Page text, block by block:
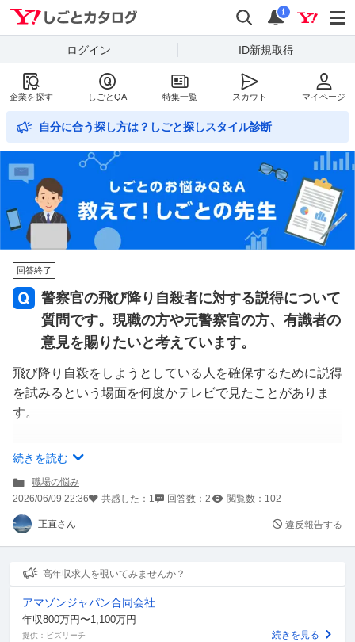
Yahoo!しごとカタログ
検索
通知
i
ログイン ID新規取得
企業を探す しごとQA 特集一覧 スカウト マイページ
自分に合う探し方は？しごと探しスタイル診断
回答終了
警察官の飛び降り自殺者に対する説得について
質問です。現職の方や元警察官の方、有識者の
意見を賜りたいと考えています。
飛び降り自殺をしようとしている人を確保するために説得
を試みるという場面を何度かテレビで見たことがありま
す。
基本的にはその人に対して自殺を思いとどまらせるための
時間稼ぎであったりがほとんどだと思います。
この時、警察官はどんなことを話すんでしょうか。
これって、要は文字通り崖っぷちに立っていて、数cm先
に死が待っているような、そんな人達に向ける、命をかけ
続きを読む
職場の悩み
2026/06/09 22:36
共感した： 1 回答数： 2 閲覧数： 102
正直さん 違反報告する
高年収求人を覗いてみませんか？
アマゾンジャパン合同会社
年収800万円〜1,100万円
提供：ビズリーチ 続きを見る